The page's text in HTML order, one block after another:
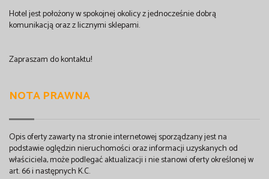
Hotel jest położony w spokojnej okolicy z jednocześnie dobrą
komunikacją oraz z licznymi sklepami.
Zapraszam do kontaktu!
NOTA PRAWNA
Opis oferty zawarty na stronie internetowej sporządzany jest na
podstawie oględzin nieruchomości oraz informacji uzyskanych od
właściciela, może podlegać aktualizacji i nie stanowi oferty określonej w
art. 66 i następnych K.C.